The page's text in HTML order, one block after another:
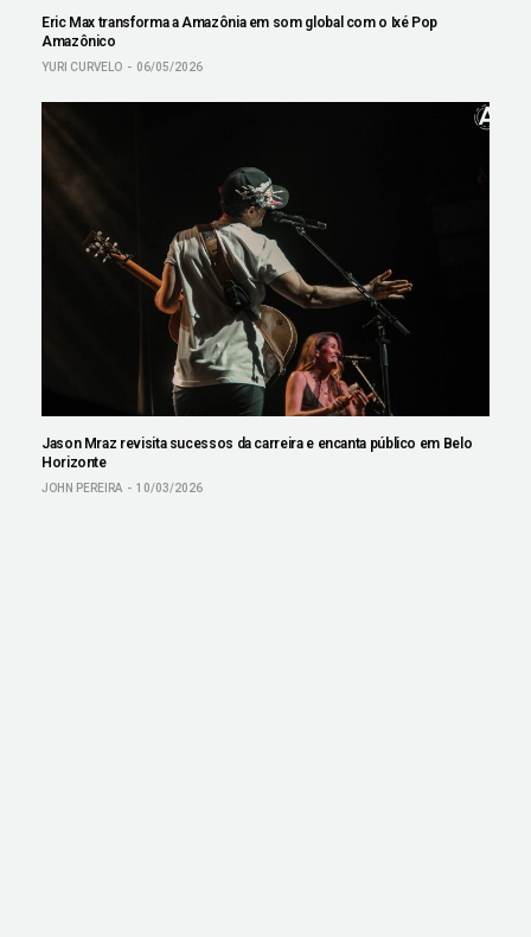
Eric Max transforma a Amazônia em som global com o Ixé Pop
Amazônico
YURI CURVELO 06/05/2026
Jason Mraz revisita sucessos da carreira e encanta público em Belo
Horizonte
JOHN PEREIRA 10/03/2026